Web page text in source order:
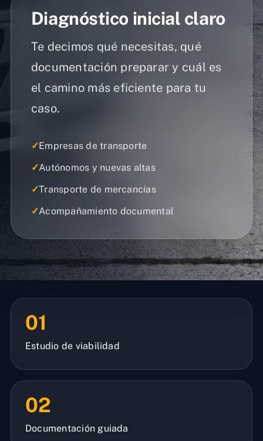
Diagnóstico inicial claro
Te decimos qué necesitas, qué
documentación preparar y cuál es
el camino más eficiente para tu
caso.
✓Empresas de transporte
✓Autónomos y nuevas altas
✓Transporte de mercancías
✓Acompañamiento documental
01
Estudio de viabilidad
02
Documentación guiada